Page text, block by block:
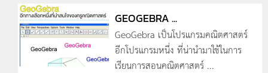
GEOGEBRA ...
GeoGebra เป็นโปรแกรมคณิตศาสตร์
อีกโปรแกรมหนึ่ง ที่น่านำมาใช้ในการ
เรียนการสอนคณิตศาสตร์ ...